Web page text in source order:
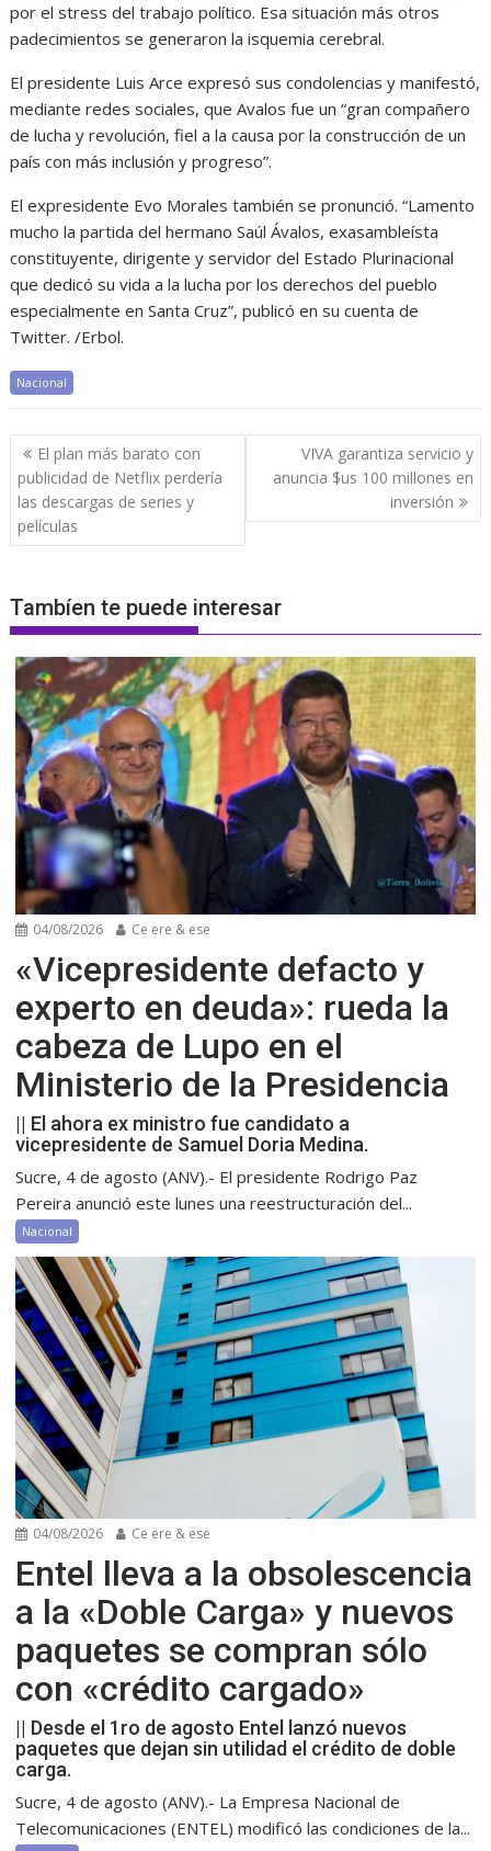
por el stress del trabajo político. Esa situación más otros
padecimientos se generaron la isquemia cerebral.
El presidente Luis Arce expresó sus condolencias y manifestó,
mediante redes sociales, que Avalos fue un “gran compañero
de lucha y revolución, fiel a la causa por la construcción de un
país con más inclusión y progreso”.
El expresidente Evo Morales también se pronunció. “Lamento
mucho la partida del hermano Saúl Ávalos, exasambleísta
constituyente, dirigente y servidor del Estado Plurinacional
que dedicó su vida a la lucha por los derechos del pueblo
especialmente en Santa Cruz”, publicó en su cuenta de
Twitter. /Erbol.
Nacional
Navegación
de
entradas
El plan más barato con
publicidad de Netflix perdería
las descargas de series y
películas
VIVA garantiza servicio y
anuncia $us 100 millones en
inversión
Tambíen te puede interesar
04/08/2026 Ce ere & ese
«Vicepresidente defacto y
experto en deuda»: rueda la
cabeza de Lupo en el
Ministerio de la Presidencia
|| El ahora ex ministro fue candidato a
vicepresidente de Samuel Doria Medina.
Sucre, 4 de agosto (ANV).- El presidente Rodrigo Paz
Pereira anunció este lunes una reestructuración del...
Nacional
04/08/2026 Ce ere & ese
Entel lleva a la obsolescencia
a la «Doble Carga» y nuevos
paquetes se compran sólo
con «crédito cargado»
|| Desde el 1ro de agosto Entel lanzó nuevos
paquetes que dejan sin utilidad el crédito de doble
carga.
Sucre, 4 de agosto (ANV).- La Empresa Nacional de
Telecomunicaciones (ENTEL) modificó las condiciones de la...